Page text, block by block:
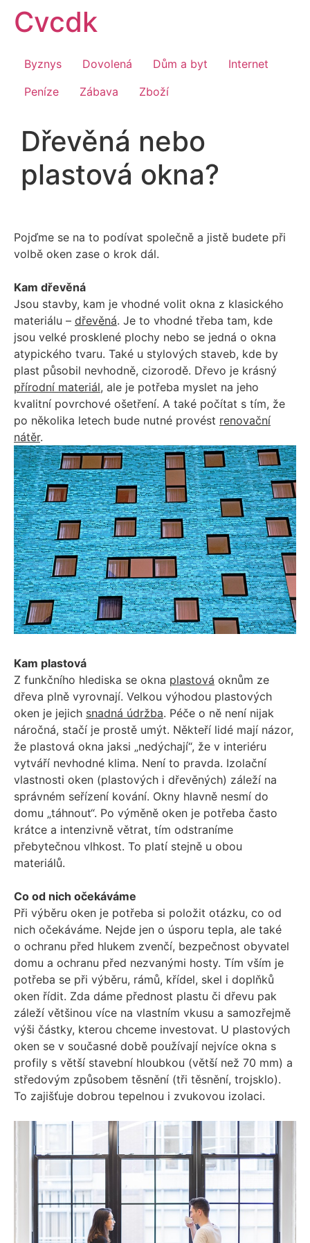
PřejítCvcdk
Byznys Dovolená Dům a byt
Internet
Peníze
Zábava Zboží
Dřevěná nebo
plastová okna?
Pojďme se na to podívat společně a jistě budete při
volbě oken zase o krok dál.
Kam dřevěná
Jsou stavby, kam je vhodné volit okna z klasického
materiálu – dřevěná. Je to vhodné třeba tam, kde
jsou velké prosklené plochy nebo se jedná o okna
atypického tvaru. Také u stylových staveb, kde by
plast působil nevhodně, cizorodě. Dřevo je krásný
přírodní materiál, ale je potřeba myslet na jeho
kvalitní povrchové ošetření. A také počítat s tím, že
po několika letech bude nutné provést renovační
nátěr.
Kam plastová
Z funkčního hlediska se okna plastová oknům ze
dřeva plně vyrovnají. Velkou výhodou plastových
oken je jejich snadná údržba. Péče o ně není nijak
náročná, stačí je prostě umýt. Někteří lidé mají názor,
že plastová okna jaksi „nedýchají“, že v interiéru
vytváří nevhodné klima. Není to pravda. Izolační
vlastnosti oken (plastových i dřevěných) záleží na
správném seřízení kování. Okny hlavně nesmí do
domu „táhnout“. Po výměně oken je potřeba často
krátce a intenzivně větrat, tím odstraníme
přebytečnou vlhkost. To platí stejně u obou
materiálů.
Co od nich očekáváme
Při výběru oken je potřeba si položit otázku, co od
nich očekáváme. Nejde jen o úsporu tepla, ale také
o ochranu před hlukem zvenčí, bezpečnost obyvatel
domu a ochranu před nezvanými hosty. Tím vším je
potřeba se při výběru, rámů, křídel, skel i doplňků
oken řídit. Zda dáme přednost plastu či dřevu pak
záleží většinou více na vlastním vkusu a samozřejmě
výši částky, kterou chceme investovat. U plastových
oken se v současné době používají nejvíce okna s
profily s větší stavební hloubkou (větší než 70 mm) a
středovým způsobem těsnění (tři těsnění, trojsklo).
To zajišťuje dobrou tepelnou i zvukovou izolaci.